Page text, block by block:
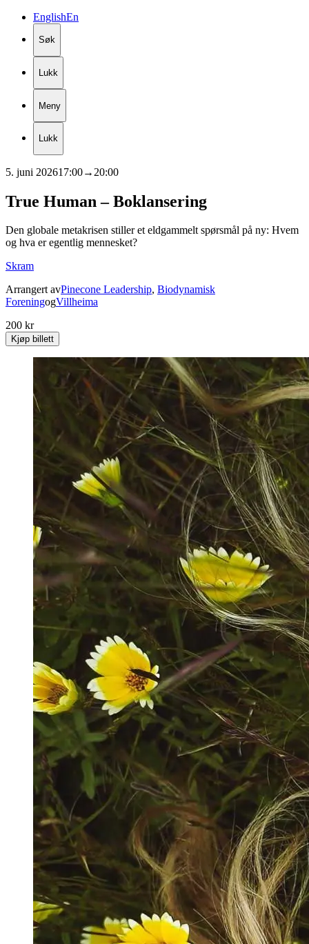
EnglishEn
Søk
Lukk
Meny
Lukk
5. juni 202617:00→ 20:00
True Human – Boklansering
Den globale metakrisen stiller et eldgammelt spørsmål på ny: Hvem
og hva er egentlig mennesket?
Skram
Arrangert avPinecone Leadership, Biodynamisk
ForeningogVillheima
200 kr
Kjøp billett